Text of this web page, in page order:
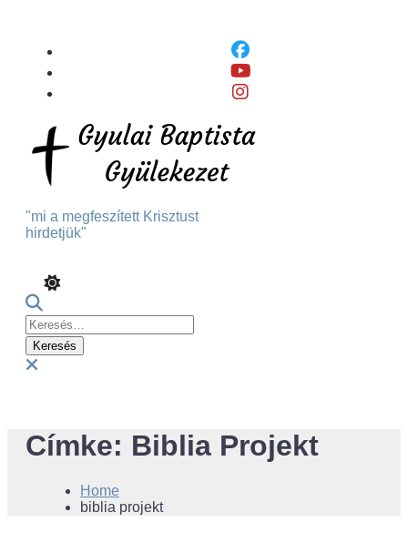
Content
"mi a megfeszített Krisztust
hirdetjük"
Keresés:
Címke: Biblia Projekt
Home
biblia projekt